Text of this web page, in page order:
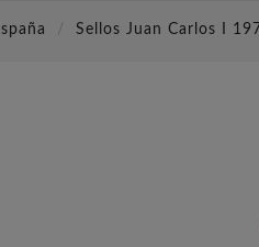
Sellos Juan Carlos I